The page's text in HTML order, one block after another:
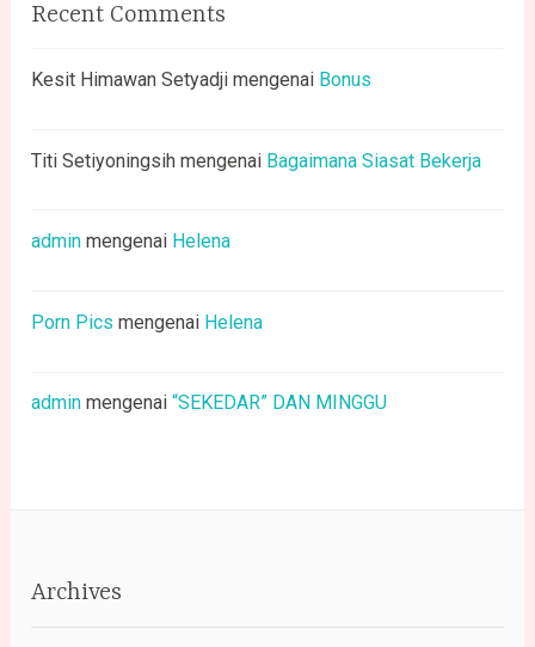
Recent Comments
Kesit Himawan Setyadji mengenai Bonus
Titi Setiyoningsih mengenai Bagaimana Siasat Bekerja
admin mengenai Helena
Porn Pics mengenai Helena
admin mengenai“SEKEDAR” DAN MINGGU
Archives